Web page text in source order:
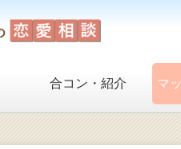
合コン・紹介 マ